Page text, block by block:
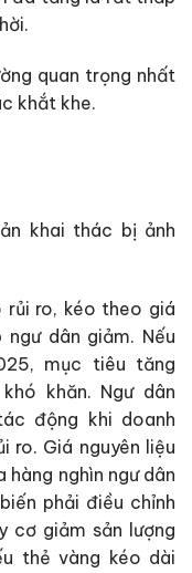
quan trọng nhất
khắt khe.
khai thác bị ảnh
rủi ro, kéo theo giá
ngư dân giảm. Nếu
mục tiêu tăng
khăn. Ngư dân
động khi doanh
ro. Giá nguyên liệu
hàng nghìn ngư dân
phải điều chỉnh
cơ giảm sản lượng
thẻ vàng kéo dài